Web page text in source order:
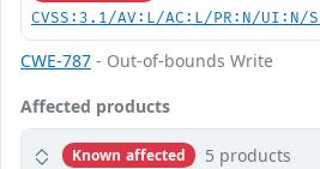
CVSS:3.1/AV:L/AC:L/PR:N/UI:N/
CWE-787 - Out-of-bounds Write
Affected products
Known affected 5 products